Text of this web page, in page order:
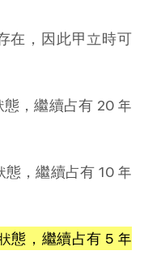
在，因此甲立時可
，繼續占有 20 年
，繼續占有 10 年
態，繼續占有 5 年